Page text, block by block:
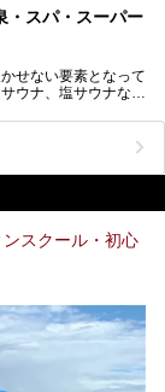
われており、“とと
ントです。
友人同士やカップル
ったり。
きたので、その全容
土）に、新たな浴
ナを携えてリニュー
れにリニューアル
、リニューアルプレ
回はそのリニューア
・スパ・スーパー
せない要素となって
ウナ、塩サウナな
しむためのサービス
府内のオススメ温
ます！
ンスクール・初心